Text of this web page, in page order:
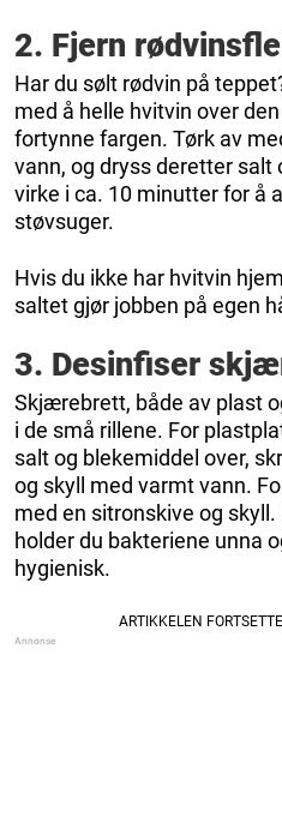
2. Fjern
Har du sølt rødvin på
med å helle hvitvin over
fortynne fargen. Tørk av
vann, og dryss deretter
virke i ca. 10 minutter for å
støvsuger.
Hvis du ikke har hvitvin
saltet gjør jobben på egen
3. Desinfiser
Skjærebrett, både av plast
i de små rillene. For
salt og blekemiddel over,
og skyll med varmt vann.
med en sitronskive og
holder du bakteriene unna
hygienisk.